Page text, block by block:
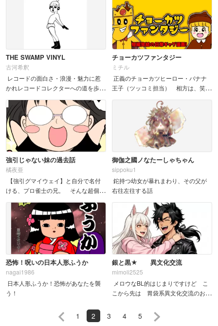
ぬいぐるみ作家が、針を筆に持ち替え
てぬいぐるみ漫画を描...
THE SWAMP VINYL
古河希釈
レコードの面白さ・浪漫・魅力に惹
かれレコードコレクターへの道を歩ん
は底なしの沼 &nb...
チョーカツファンタジー
ミチル
正義のチョーカツヒーロー・バナナ
王子（ツッコミ担当） 相方は、笑顔
強引じゃない妹の過去話
橘夜亜
【強引グマイウェイ】と自分で名付
ける、プロ雀士の兄。 そんな超個性
御伽之國ノなたーしゃちゃん
sippoku1
鉈持つ幼女が暴れまわり、その父が
右往左往する話
恐怖！呪いの日本人形ふうか
nagai1986
日本人形ふうか！恐怖があなたを襲
う！
銀と黒★ 異文化交流
mimoli2525
メロウなBL的はじまりですけど こ
こから先は 胃袋系異文化交流のお話
1 2 3 4 5